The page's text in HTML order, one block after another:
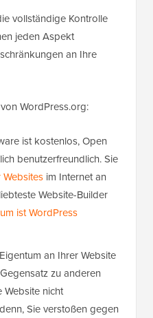
vollständige Kontrolle
jeden Aspekt
an Ihre
WordPress.org:
ist kostenlos, Open
benutzerfreundlich. Sie
Websites im Internet an
Website-Builder
ist WordPress
an Ihrer Website
zu anderen
Website nicht
Sie verstoßen gegen